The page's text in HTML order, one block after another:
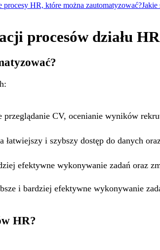
procesy HR, które można zautomatyzować?Jakie
procesów działu HR
CV, ocenianie wyników
i szybszy dostęp do danych
efektywne wykonywanie zadań oraz
i bardziej efektywne wykonywanie
HR?